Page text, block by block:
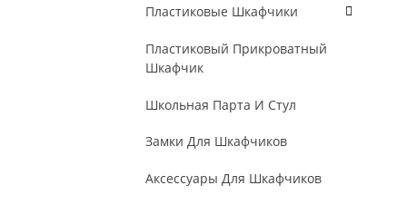
Пластиковые Шкафчики
Пластиковый Прикроватный
Шкафчик
Школьная Парта И Стул
Замки Для Шкафчиков
Аксессуары Для Шкафчиков